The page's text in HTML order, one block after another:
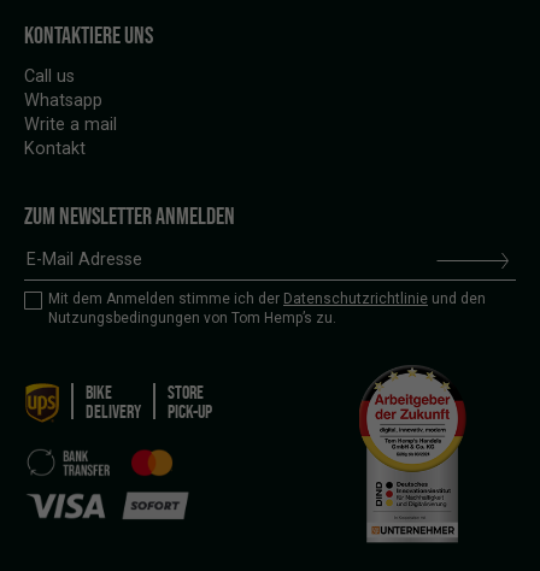
KONTAKTIERE UNS
Call us
Whatsapp
Write a mail
Kontakt
ZUM NEWSLETTER ANMELDEN
Mit dem Anmelden stimme ich der Datenschutzrichtlinie und den
Nutzungsbedingungen von Tom Hemp’s zu.
BIKE
DELIVERY
STORE
PICK-UP